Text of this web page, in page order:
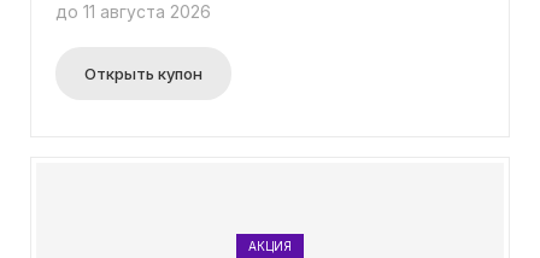
до 11 августа 2026
Открыть купон
АКЦИЯ